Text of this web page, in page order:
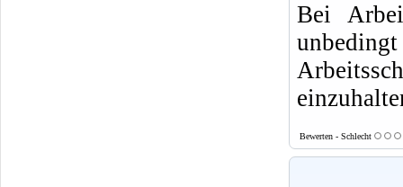
Bei
Bewerten - Schlecht